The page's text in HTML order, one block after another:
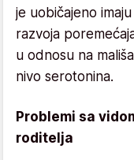
je uobičajeno
razvoja
u odnosu na
nivo serotonina.
Problemi sa
roditelja